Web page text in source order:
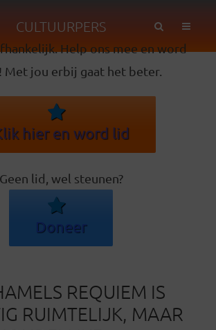
CULTUURPERS
Help ons mee en word
Met jou erbij gaat het beter.
hier en word lid
Geen lid, wel steunen?
Doneer
REQUIEM IS
RUIMTELIJK, MAAR